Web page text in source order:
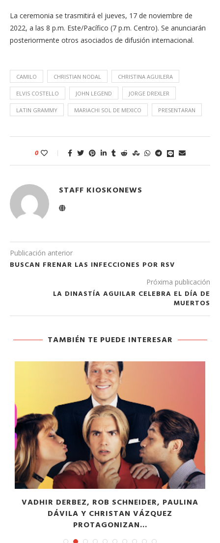
La ceremonia se trasmitirá el jueves, 17 de noviembre de
2022, a las 8 p.m. Este/Pacífico (7 p.m. Centro). Se anunciarán
posteriormente otros asociados de difusión internacional.
CAMILO CHRISTIAN NODAL CHRISTINA AGUILERA
ELVIS COSTELLO JOHN LEGEND JORGE DREXLER
LATIN GRAMMY MARIACHI SOL DE MEXICO PRESENTARAN
0
STAFF KIOSKONEWS
Publicación anterior
BUSCAN FRENAR LAS INFECCIONES POR RSV
Próxima publicación
LA DINASTÍA AGUILAR CELEBRA EL DÍA DE
MUERTOS
TAMBIÉN TE PUEDE INTERESAR
VADHIR DERBEZ, ROB SCHNEIDER, PAULINA
DÁVILA Y CHRISTAN VÁZQUEZ
PROTAGONIZAN...